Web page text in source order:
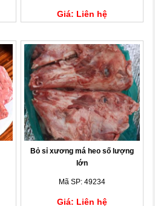
Giá: Liên hệ
Bỏ sỉ xương má heo số lượng
lớn
Mã SP: 49234
Giá: Liên hệ